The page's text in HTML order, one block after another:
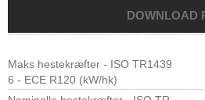
Maks hestekræfter - ISO TR1439
6 - ECE R120 (kW/hk)